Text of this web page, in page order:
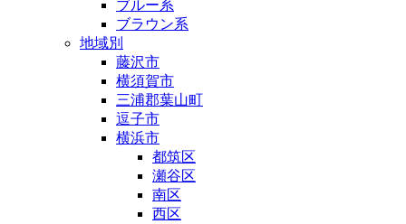
ブルー系
ブラウン系
地域別
藤沢市
横須賀市
三浦郡葉山町
逗子市
横浜市
都筑区
瀬谷区
南区
西区